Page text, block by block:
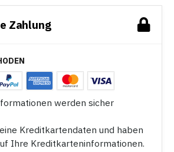
Zahlung
werden sicher
Kreditkartendaten und haben
Ihre Kreditkarteninformationen.